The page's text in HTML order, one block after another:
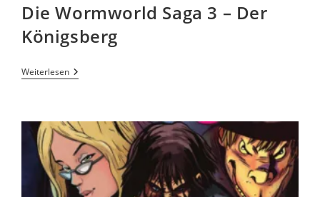
Die Wormworld Saga 3 – Der
Königsberg
Weiterlesen